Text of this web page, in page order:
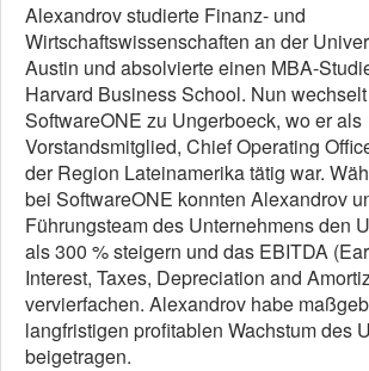
Alexandrov studierte Finanz- und
Wirtschaftswissenschaften an der
Austin und absolvierte einen MBA-
Harvard Business School. Nun
SoftwareONE zu Ungerboeck, wo er als
Vorstandsmitglied, Chief Operating
der Region Lateinamerika tätig war.
bei SoftwareONE konnten Alexandrov
Führungsteam des Unternehmens den
als 300 % steigern und das EBITDA
Interest, Taxes, Depreciation and
vervierfachen. Alexandrov habe
langfristigen profitablen Wachstum des
beigetragen.